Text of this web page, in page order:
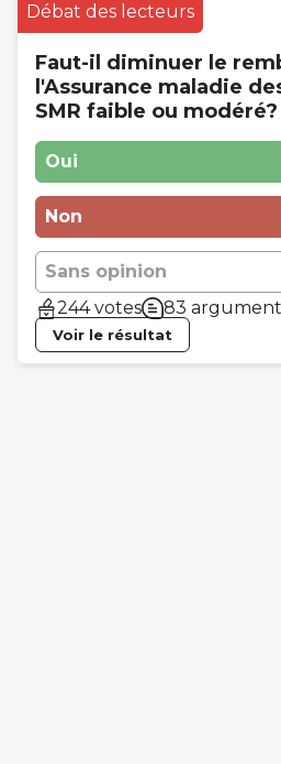
Débat des lecteurs
Faut-il diminuer le
l'Assurance maladie
SMR faible ou modéré?
Oui
Non
Sans opinion
244 votes
83
Voir le résultat